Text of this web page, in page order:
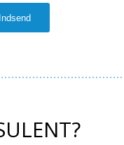
Indsend